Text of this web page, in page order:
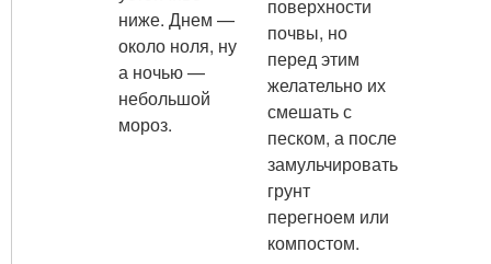
ниже. Днем —
около ноля, ну
а ночью —
небольшой
мороз.
поверхности
почвы, но
перед этим
желательно их
смешать с
песком, а после
замульчировать
грунт
перегноем или
компостом.